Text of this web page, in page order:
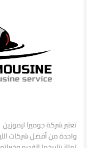
تعتبر شركة جوميرا ليموزين
واحدة من أفضل شركات